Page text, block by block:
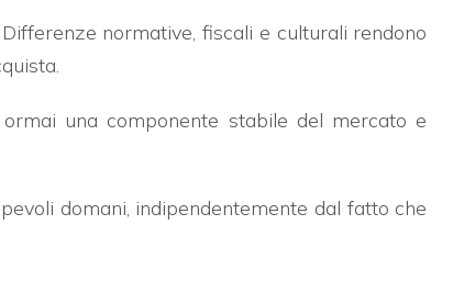
normative, fiscali e culturali rendono
ormai una componente stabile del mercato e
domani, indipendentemente dal fatto che